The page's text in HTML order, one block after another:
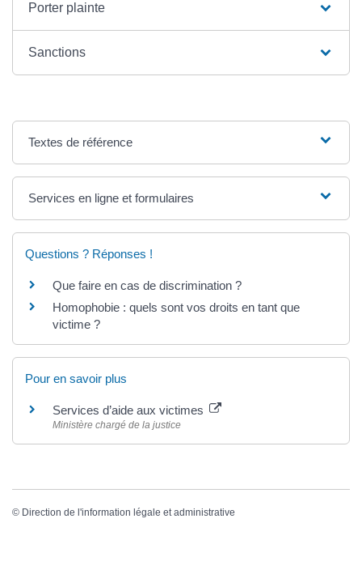
Porter plainte
Sanctions
Textes de référence
Services en ligne et formulaires
Questions ? Réponses !
Que faire en cas de discrimination ?
Homophobie : quels sont vos droits en tant que
victime ?
Pour en savoir plus
Services d’aide aux victimes
Ministère chargé de la justice
© Direction de l'information légale et administrative